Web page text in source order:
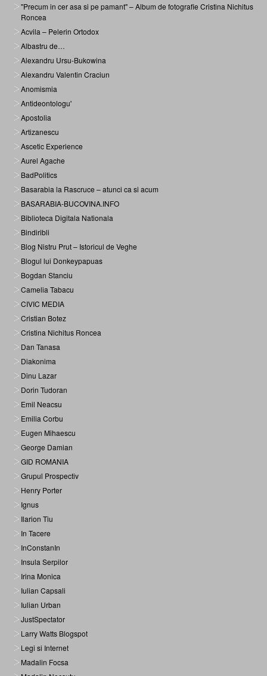
"Precum in cer asa si pe pamant" – Album de fotografie Cristina Nichitus
Roncea
Acvila – Pelerin Ortodox
Albastru de…
Alexandru Ursu-Bukowina
Alexandru Valentin Craciun
Anomismia
Antideontologu'
Apostolia
Artizanescu
Ascetic Experience
Aurel Agache
BadPolitics
Basarabia la Rascruce – atunci ca si acum
BASARABIA-BUCOVINA.INFO
Biblioteca Digitala Nationala
Bindiribli
Blog Nistru Prut – Istoricul de Veghe
Blogul lui Donkeypapuas
Bogdan Stanciu
Camelia Tabacu
CIVIC MEDIA
Cristian Botez
Cristina Nichitus Roncea
Dan Tanasa
Diakonima
Dinu Lazar
Dorin Tudoran
Emil Neacsu
Emilia Corbu
Eugen Mihaescu
George Damian
GID ROMANIA
Grupul Prospectiv
Henry Porter
Ignus
Ilarion Tiu
In Tacere
InConstanIn
Insula Serpilor
Irina Monica
Iulian Capsali
Iulian Urban
JustSpectator
Larry Watts Blogspot
Legi si Internet
Madalin Focsa